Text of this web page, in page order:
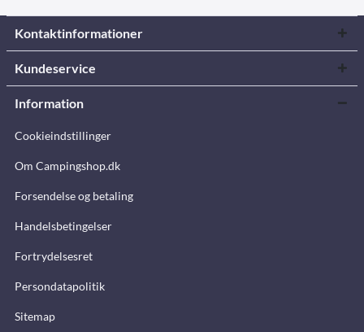
Kontaktinformationer
Kundeservice
Information
Cookieindstillinger
Om Campingshop.dk
Forsendelse og betaling
Handelsbetingelser
Fortrydelsesret
Persondatapolitik
Sitemap